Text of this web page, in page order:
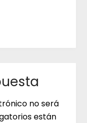
no será
están